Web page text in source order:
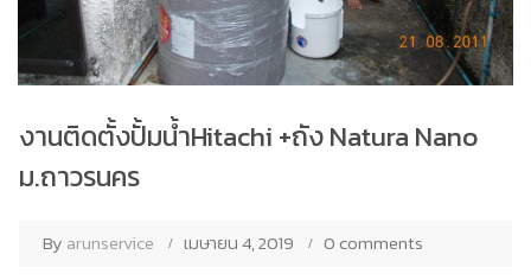
งานติดตั้งปั้มน้ำHitachi +ถัง Natura Nano
ม.ถาวรนคร
By arunservice เมษายน 4, 2019 0 comments